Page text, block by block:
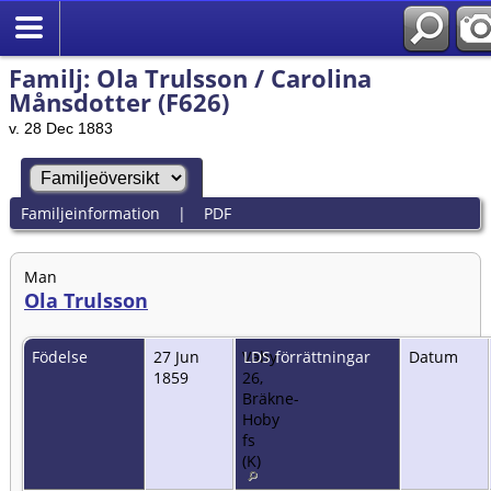
Familj: Ola Trulsson / Carolina
Månsdotter (F626)
v. 28 Dec 1883
Familjeinformation | PDF
Man
Ola Trulsson
Födelse
27 Jun
1859
Väby
26,
Bräkne-
Hoby
fs
(K)
LDS förrättningar Datum